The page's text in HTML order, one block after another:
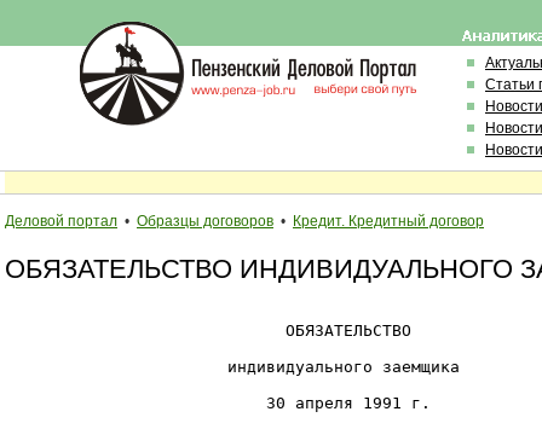
Статьи
Деловой портал • Образцы договоров • Кредит. Кредитный договор
ОБЯЗАТЕЛЬСТВО ИНДИВИДУАЛЬНОГО
                             ОБЯЗАТЕЛЬСТВО
                       индивидуального заемщика
                           30 апреля 1991 г.